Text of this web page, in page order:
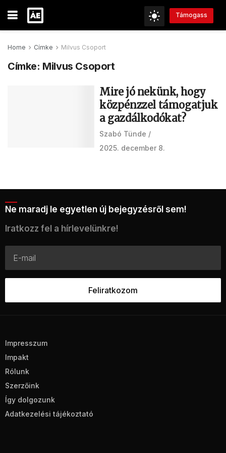
Támogass
Home Címke Milvus Csoport
Címke: Milvus Csoport
Mire jó nekünk, hogy
közpénzzel támogatjuk
a gazdálkodókat?
Szabó Tünde
2025. december 8.
Ne maradj le egyetlen új bejegyzésről sem!
Iratkozz fel a hírlevelünkre!
Impresszum
Impakt
Rólunk
Szerzőink
Így dolgozunk
Adatkezelési tájékoztató